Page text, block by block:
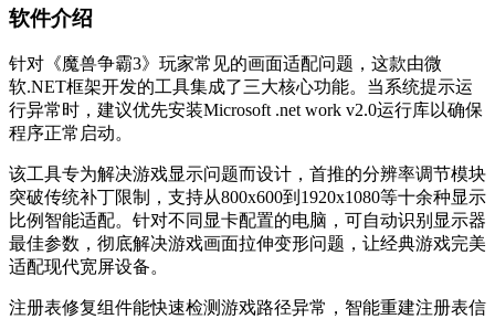
软件介绍
针对《魔兽争霸3》玩家常见的画面适配问题，这款由微
软.NET框架开发的工具集成了三大核心功能。当系统提示运
行异常时，建议优先安装Microsoft .net work v2.0运行库以确保
程序正常启动。
该工具专为解决游戏显示问题而设计，首推的分辨率调节模块
突破传统补丁限制，支持从800x600到1920x1080等十余种显示
比例智能适配。针对不同显卡配置的电脑，可自动识别显示器
最佳参数，彻底解决游戏画面拉伸变形问题，让经典游戏完美
适配现代宽屏设备。
注册表修复组件能快速检测游戏路径异常，智能重建注册表信